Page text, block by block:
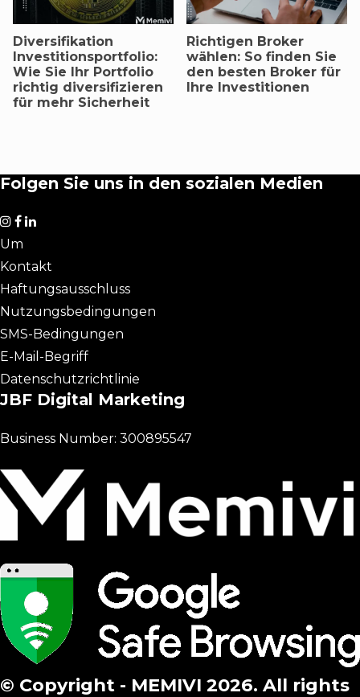
Diversifikation
Investitionsportfolio:
Wie Sie Ihr Portfolio
richtig diversifizieren
für mehr Sicherheit
Richtigen Broker
wählen: So finden Sie
den besten Broker für
Ihre Investitionen
Folgen Sie uns in den sozialen Medien
Um
Kontakt
Haftungsausschluss
Nutzungsbedingungen
SMS-Bedingungen
E-Mail-Begriff
Datenschutzrichtlinie
JBF Digital Marketing
Business Number: 300895547
© Copyright - MEMIVI 2026. All rights